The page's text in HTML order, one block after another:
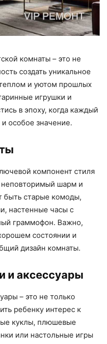
комнаты – это не
создать уникальное
и уютом прошлых
игрушки и
в эпоху, когда каждый
особое значение.
компонент стиля
шарм и
быть старые комоды,
настенные часы с
граммофон. Важно,
состоянии и
дизайн комнаты.
и аксессуары
– это не только
ребенку интерес к
куклы, плюшевые
или настольные игры